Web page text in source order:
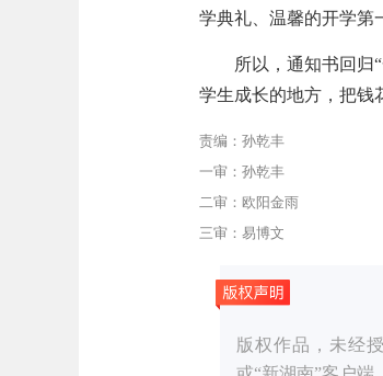
学典礼、温馨的开学
所以，通知书回归
学生成长的地方，把钱
责编：孙乾丰
一审：孙乾丰
二审：欧阳金雨
三审：易博文
版权作品，未经